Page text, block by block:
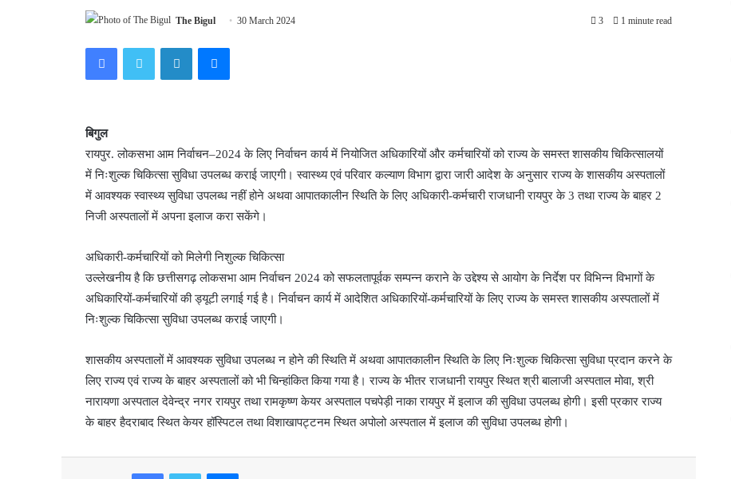
The Bigul 30 March 2024 3 1 minute read
FacebookTwitter LinkedInMessenger
बिगुल
रायपुर. लोकसभा आम निर्वाचन–2024 के लिए निर्वाचन कार्य में नियोजित अधिकारियों और कर्मचारियों को राज्य के समस्त शासकीय चिकित्सालयों
में निःशुल्क चिकित्सा सुविधा उपलब्ध कराई जाएगी। स्वास्थ्य एवं परिवार कल्याण विभाग द्वारा जारी आदेश के अनुसार राज्य के शासकीय अस्पतालों
में आवश्यक स्वास्थ्य सुविधा उपलब्ध नहीं होने अथवा आपातकालीन स्थिति के लिए अधिकारी-कर्मचारी राजधानी रायपुर के 3 तथा राज्य के बाहर 2
निजी अस्पतालों में अपना इलाज करा सकेंगे।
अधिकारी-कर्मचारियों को मिलेगी निशुल्क चिकित्सा
उल्लेखनीय है कि छत्तीसगढ़ लोकसभा आम निर्वाचन 2024 को सफलतापूर्वक सम्पन्न कराने के उद्देश्य से आयोग के निर्देश पर विभिन्न विभागों के
अधिकारियों-कर्मचारियों की ड्यूटी लगाई गई है। निर्वाचन कार्य में आदेशित अधिकारियों-कर्मचारियों के लिए राज्य के समस्त शासकीय अस्पतालों में
निःशुल्क चिकित्सा सुविधा उपलब्ध कराई जाएगी।
शासकीय अस्पतालों में आवश्यक सुविधा उपलब्ध न होने की स्थिति में अथवा आपातकालीन स्थिति के लिए निःशुल्क चिकित्सा सुविधा प्रदान करने के
लिए राज्य एवं राज्य के बाहर अस्पतालों को भी चिन्हांकित किया गया है। राज्य के भीतर राजधानी रायपुर स्थित श्री बालाजी अस्पताल मोवा, श्री
नारायणा अस्पताल देवेन्द्र नगर रायपुर तथा रामकृष्ण केयर अस्पताल पचपेड़ी नाका रायपुर में इलाज की सुविधा उपलब्ध होगी। इसी प्रकार राज्य
के बाहर हैदराबाद स्थित केयर हॉस्पिटल तथा विशाखापट्टनम स्थित अपोलो अस्पताल में इलाज की सुविधा उपलब्ध होगी।
FacebookTwitter Messenger